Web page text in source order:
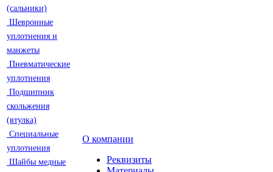
(сальники)
Шевронные
уплотнения и
манжеты
Пневматические
уплотнения
Подшипник
скольжения
(втулка)
Специальные
уплотнения
Шайбы медные
О компании
Реквизиты